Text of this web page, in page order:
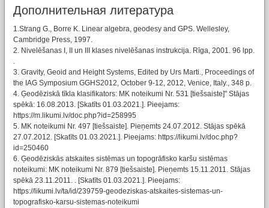
Дополнительная литература
1.Strang G., Borre K. Linear algebra, geodesy and GPS. Wellesley,
Cambridge Press, 1997.
2. Nivelēšanas I, II un III klases nivelēšanas instrukcija. Rīga, 2001. 96 lpp.
.
3. Gravity, Geoid and Height Systems, Edited by Urs Marti., Proceedings of
the IAG Symposium GGHS2012, October 9-12, 2012, Venice, Italy., 348 p.
4. Ģeodēziskā tīkla klasifikators: MK noteikumi Nr. 531 [tiešsaiste]" Stājas
spēkā: 16.08.2013. [Skatīts 01.03.2021.]. Pieejams:
https://m.likumi.lv/doc.php?id=258995
5. MK noteikumi Nr. 497 [tiešsaiste]. Pieņemts 24.07.2012. Stājas spēkā
27.07.2012. [Skatīts 01.03.2021.]. Pieejams: https://likumi.lv/doc.php?
id=250460
6. Ģeodēziskās atskaites sistēmas un topogrāfisko karšu sistēmas
noteikumi: MK noteikumi Nr. 879 [tiešsaiste]. Pieņemts 15.11.2011. Stājas
spēkā 23.11.2011. . [Skatīts 01.03.2021.]. Pieejams:
https://likumi.lv/ta/id/239759-geodeziskas-atskaites-sistemas-un-
topografisko-karsu-sistemas-noteikumi